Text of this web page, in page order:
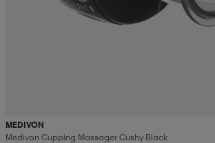
MEDIVON
Medivon Cupping Massager Cushy Black